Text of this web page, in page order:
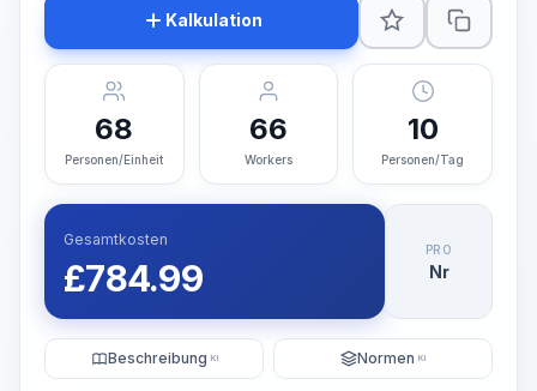
Kalkulation
68
Personen/Einheit
66
Workers
10
Personen/Tag
Gesamtkosten
£784.99
PRO
Nr
Beschreibung KI Normen KI